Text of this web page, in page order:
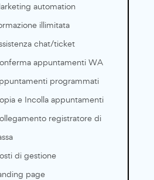
automation
illimitata
chat/ticket
appuntamenti WA
programmati
e Incolla appuntamenti
registratore di
di gestione
page